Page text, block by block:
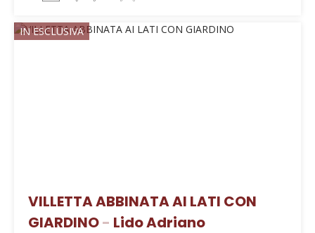
IN ESCLUSIVA
VILLETTA ABBINATA AI LATI CON
GIARDINO- Lido Adriano